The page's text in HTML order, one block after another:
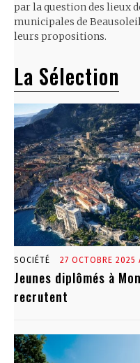
par la question des lieux
municipales de
leurs propositions.
La Sélection
SOCIÉTÉ 27 OCTOBRE 2025
Jeunes diplômés à
recrutent